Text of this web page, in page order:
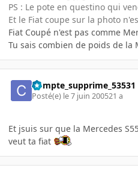
PS : Le pote en questino qui
Et le Fiat coupe sur la photo
Fiat Coupé n'est pas comme
Tu sais combien de poids de la
Compte_supprime_53531
Posté(e) le 7 juin 200521 a
Et jsuis sur que la Mercedes
veut ta fiat